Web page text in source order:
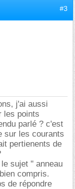
#3
j'ai aussi
les points
parlé ? c'est
sur les courants
pertienents de
sujet " anneau
compris.
de répondre